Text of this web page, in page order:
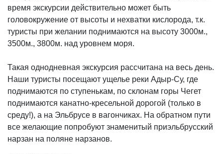
время экскурсии действительно может быть
головокружение от высоты и нехватки кислорода, т.к.
туристы при желании поднимаются на высоту 3000м.,
3500м., 3800м. над уровнем моря.
Такая однодневная экскурсия рассчитана на весь день.
Наши туристы посещают ущелье реки Адыр-Су, где
поднимаются по ступенькам, по склонам горы Чегет
поднимаются канатно-кресельной дорогой (только в
среду!), а на Эльбрусе в вагончиках. На обратном пути
все желающие попробуют знаменитый приэльбрусский
нарзан на поляне нарзанов.